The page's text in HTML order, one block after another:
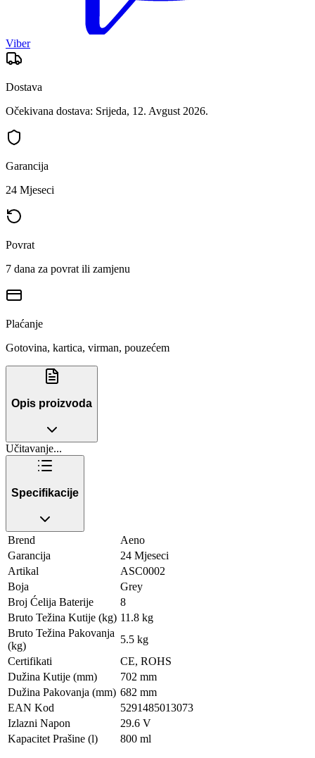
Viber
Dostava
Očekivana dostava: Srijeda, 12. Avgust 2026.
Garancija
24 Mjeseci
Povrat
7 dana za povrat ili zamjenu
Plaćanje
Gotovina, kartica, virman, pouzećem
Opis proizvoda
Učitavanje...
Specifikacije
Brend
Aeno
Garancija
24 Mjeseci
Artikal
ASC0002
Boja
Grey
Broj Ćelija Baterije
8
Bruto Težina Kutije (kg) 11.8 kg
Bruto Težina Pakovanja
(kg)
5.5 kg
Certifikati
CE, ROHS
Dužina Kutije (mm)
702 mm
Dužina Pakovanja (mm) 682 mm
EAN Kod
5291485013073
Izlazni Napon
29.6 V
Kapacitet Prašine (l)
800 ml